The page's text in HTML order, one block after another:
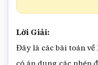
Lời Giải:
Đây là các bài toán